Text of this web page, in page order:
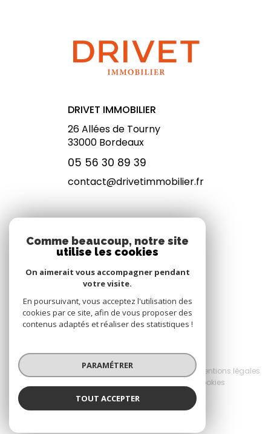
DRIVET IMMOBILIER
26 Allées de Tourny
33000 Bordeaux
05 56 30 89 39
contact@drivetimmobilier.fr
NOUS SUIVRE
© 2026 | Tous droits réservés
Nos honoraires
Nos partenaires
Mentions légales
Cookies
Comme beaucoup, notre site
utilise les cookies
On aimerait vous accompagner pendant
votre visite.
En poursuivant, vous acceptez l'utilisation des
cookies par ce site, afin de vous proposer des
contenus adaptés et réaliser des statistiques !
PARAMÉTRER
TOUT ACCEPTER